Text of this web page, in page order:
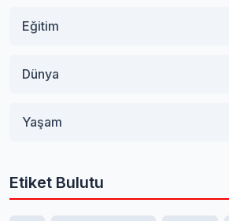
Eğitim
Dünya
Yaşam
Etiket Bulutu